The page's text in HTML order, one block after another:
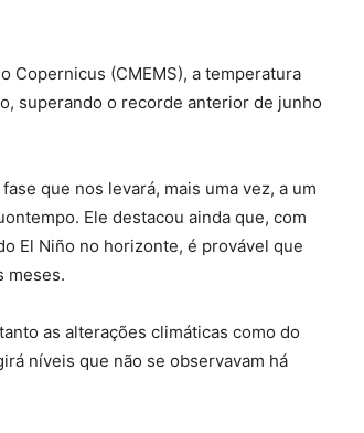
Copernicus (CMEMS), a temperatura
superando o recorde anterior de junho
que nos levará, mais uma vez, a um
Ele destacou ainda que, com
El Niño no horizonte, é provável que
meses.
as alterações climáticas como do
níveis que não se observavam há